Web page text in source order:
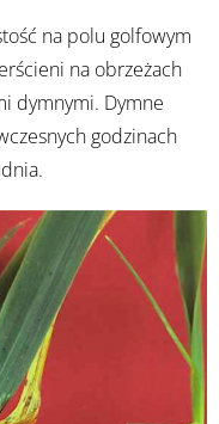
na polu golfowym
na obrzeżach
dymnymi. Dymne
godzinach